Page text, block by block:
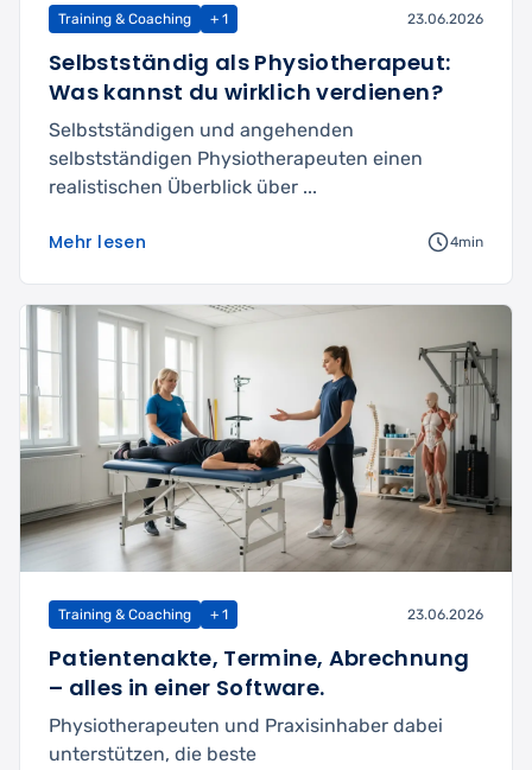
Training & Coaching + 1 23.06.2026
Selbstständig als Physiotherapeut:
Was kannst du wirklich verdienen?
Selbstständigen und angehenden
selbstständigen Physiotherapeuten einen
realistischen Überblick über ...
Mehr lesen 4min
Training & Coaching + 1 23.06.2026
Patientenakte, Termine, Abrechnung
– alles in einer Software.
Physiotherapeuten und Praxisinhaber dabei
unterstützen, die beste